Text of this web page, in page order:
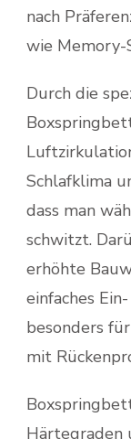
nach
wie Memory-
Durch die
Schlafklima
dass man
schwitzt.
erhöhte
einfaches
besonders
mit
Härtegraden